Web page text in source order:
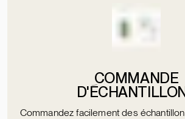
COMMANDE
Commandez facilement des